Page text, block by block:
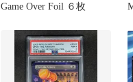
Game Over Foil ６枚